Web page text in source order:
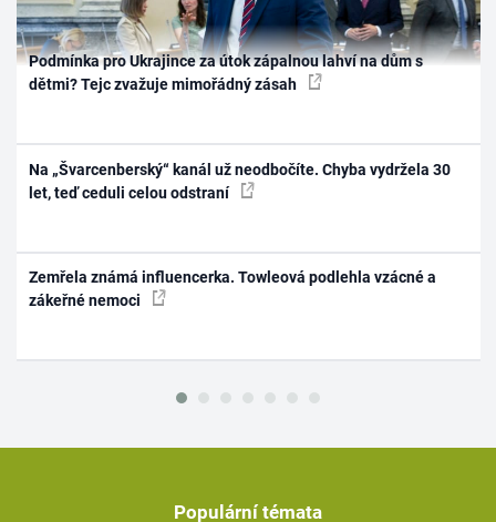
Podmínka pro Ukrajince za útok zápalnou lahví na dům s
dětmi? Tejc zvažuje mimořádný zásah
Na „Švarcenberský“ kanál už neodbočíte. Chyba vydržela 30
let, teď ceduli celou odstraní
Zemřela známá influencerka. Towleová podlehla vzácné a
zákeřné nemoci
Populární témata